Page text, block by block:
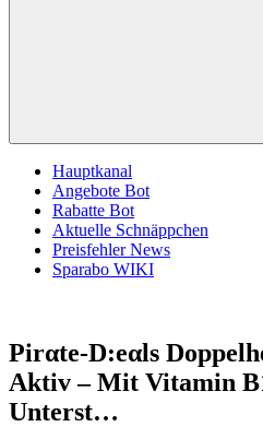
Hauptkanal
Angebote Bot
Rabatte Bot
Aktuelle Schnäppchen
Preisfehler News
Sparabo WIKI
Pirαtе-D:еαls
Aktiv – Mit Vitamin
Unterst…